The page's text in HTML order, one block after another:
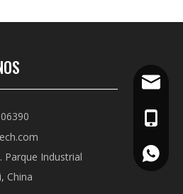
Parque Industrial
China
+86-